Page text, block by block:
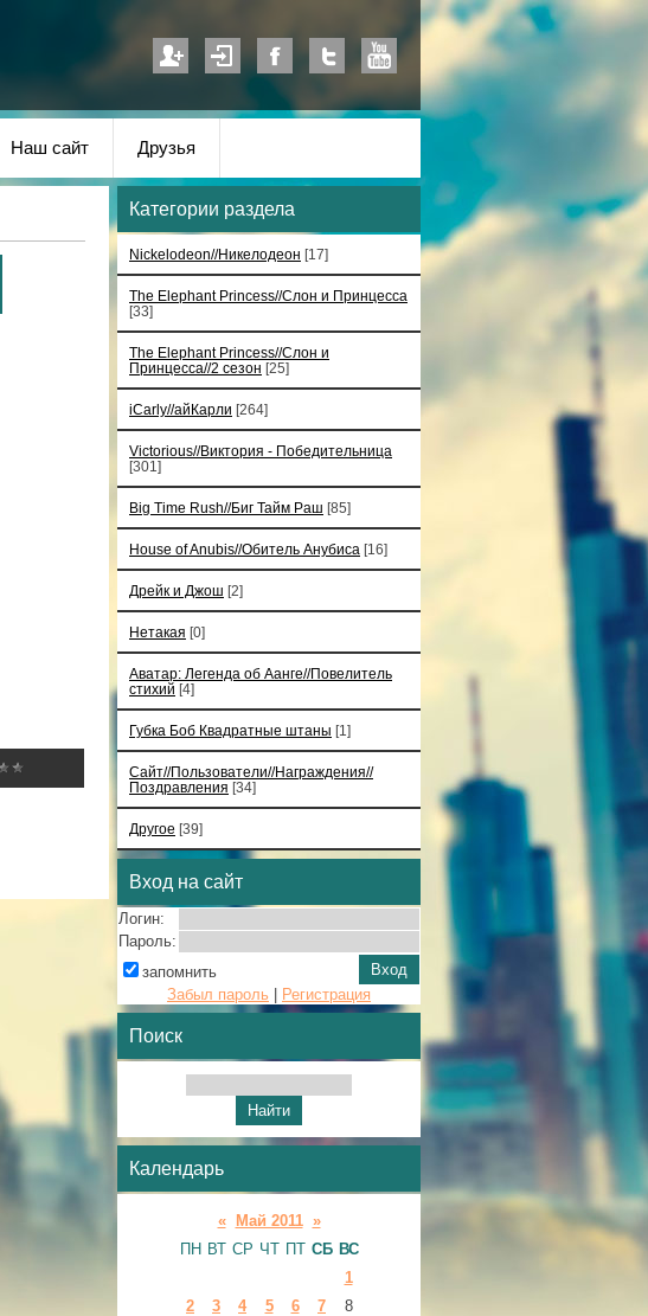
Наш сайт Друзья
Категории раздела
Nickelodeon//Никелодеон [17]
The Elephant Princess//Слон и Принцесса
[33]
The Elephant Princess//Слон и
Принцесса//2 сезон [25]
iCarly//айКарли [264]
Victorious//Виктория - Победительница
[301]
Big Time Rush//Биг Тайм Раш [85]
House of Anubis//Обитель Анубиса [16]
Дрейк и Джош [2]
Нетакая [0]
Аватар: Легенда об Аанге//Повелитель
стихий [4]
Губка Боб Квадратные штаны [1]
Сайт//Пользователи//Награждения//
Поздравления [34]
Другое [39]
Вход на сайт
Логин:
Пароль:
запомнить
Забыл пароль
Регистрация
Поиск
Календарь
« Май 2011 »
ПН ВТ СР ЧТ ПТ СБ ВС
1
2
3 4 5 6 7
8